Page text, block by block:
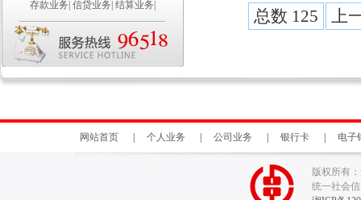
存款业务 信贷业务 结算业务
总数 125 上
网站首页 个人业务 公司业务 银行卡 电子
版权所有
统一社会信